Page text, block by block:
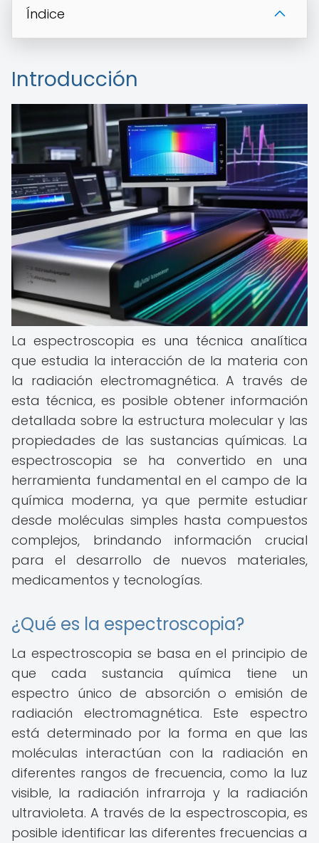
Índice
Introducción
La espectroscopia es una técnica analítica
que estudia la interacción de la materia con
la radiación electromagnética. A través de
esta técnica, es posible obtener información
detallada sobre la estructura molecular y las
propiedades de las sustancias químicas. La
espectroscopia se ha convertido en una
herramienta fundamental en el campo de la
química moderna, ya que permite estudiar
desde moléculas simples hasta compuestos
complejos, brindando información crucial
para el desarrollo de nuevos materiales,
medicamentos y tecnologías.
¿Qué es la espectroscopia?
La espectroscopia se basa en el principio de
que cada sustancia química tiene un
espectro único de absorción o emisión de
radiación electromagnética. Este espectro
está determinado por la forma en que las
moléculas interactúan con la radiación en
diferentes rangos de frecuencia, como la luz
visible, la radiación infrarroja y la radiación
ultravioleta. A través de la espectroscopia, es
posible identificar las diferentes frecuencias a